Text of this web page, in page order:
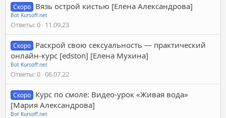
Скоро Вязь острой кистью [Елена Александрова]
Bot Kursoff.net
Ответы 0 11.09.23
Скоро Раскрой свою сексуальность — практический
онлайн-курс [edston] [Елена Мухина]
Bot Kursoff.net
Ответы 0 06.07.22
Скоро Курс по смоле: Видео-урок «Живая вода»
[Мария Александрова]
Bot Kursoff.net